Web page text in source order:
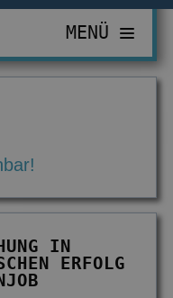
& Erbanspruch
& Entführung
ÜBERSICHT
Düsseldorf
MENÜ
IN
ERFOLG